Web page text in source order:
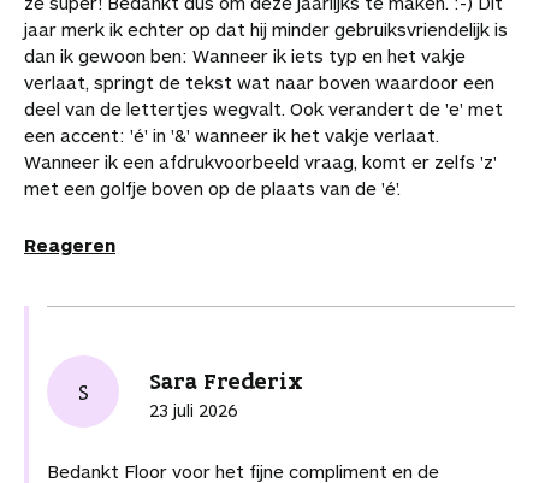
jaar merk ik echter op dat hij minder gebruiksvriendelijk is
dan ik gewoon ben: Wanneer ik iets typ en het vakje
verlaat, springt de tekst wat naar boven waardoor een
deel van de lettertjes wegvalt. Ook verandert de 'e' met
een accent: 'é' in '&' wanneer ik het vakje verlaat.
Wanneer ik een afdrukvoorbeeld vraag, komt er zelfs 'z'
met een golfje boven op de plaats van de 'é'.
Reageren
S Sara Frederix
23 juli 2026
Bedankt Floor voor het fijne compliment en de